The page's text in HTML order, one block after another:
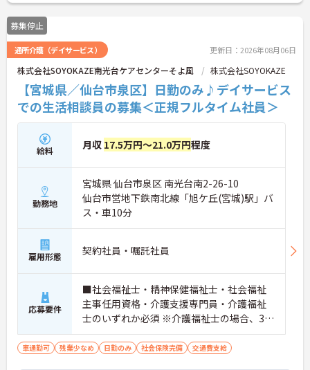
募集停止
通所介護（デイサービス） 更新日：2026年08月06日
株式会社SOYOKAZE南光台ケアセンターそよ風 株式会社SOYOKAZE
【宮城県／仙台市泉区】日勤のみ♪デイサービス
での生活相談員の募集＜正規フルタイム社員＞
給料 月収 17.5万円～21.0万円程度
勤務地
宮城県 仙台市泉区 南光台南2-26-10
仙台市営地下鉄南北線「旭ケ丘(宮城)駅」バ
ス・車10分
雇用形態 契約社員・嘱託社員
応募要件
■社会福祉士・精神保健福祉士・社会福祉
主事任用資格・介護支援専門員・介護福祉
士のいずれか必須 ※介護福祉士の場合、3年
以上の介護業務経験必須 ■普通自動車運転
免許（AT限定可）必須
車通勤可 残業少なめ 日勤のみ 社会保険完備 交通費支給